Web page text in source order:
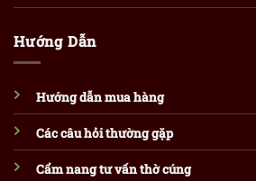
Hướng Dẫn
Hướng dẫn mua hàng
Các câu hỏi thường gặp
Cẩm nang tư vấn thờ cúng